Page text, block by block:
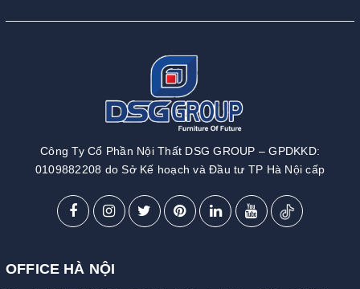
Công Ty Cổ Phần Nội Thất DSG GROUP – GPDKKD:
0109882208 do Sở Kế hoạch và Đầu tư TP Hà Nội cấp
OFFICE HÀ NỘI